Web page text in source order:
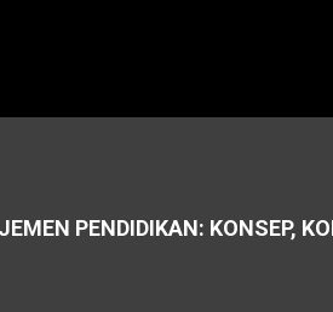
PENDIDIKAN: KONSEP,